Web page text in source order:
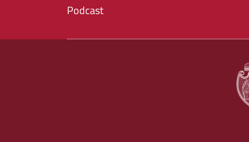
Podcast